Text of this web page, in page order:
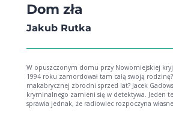
Dom zła
Jakub Rutka
W opuszczonym domu przy Nowomiejskiej
1994 roku zamordował tam całą swoją
makabrycznej zbrodni sprzed lat? Jacek
kryminalnego zamieni się w detektywa. Jeden
sprawia jednak, że radiowiec rozpoczyna